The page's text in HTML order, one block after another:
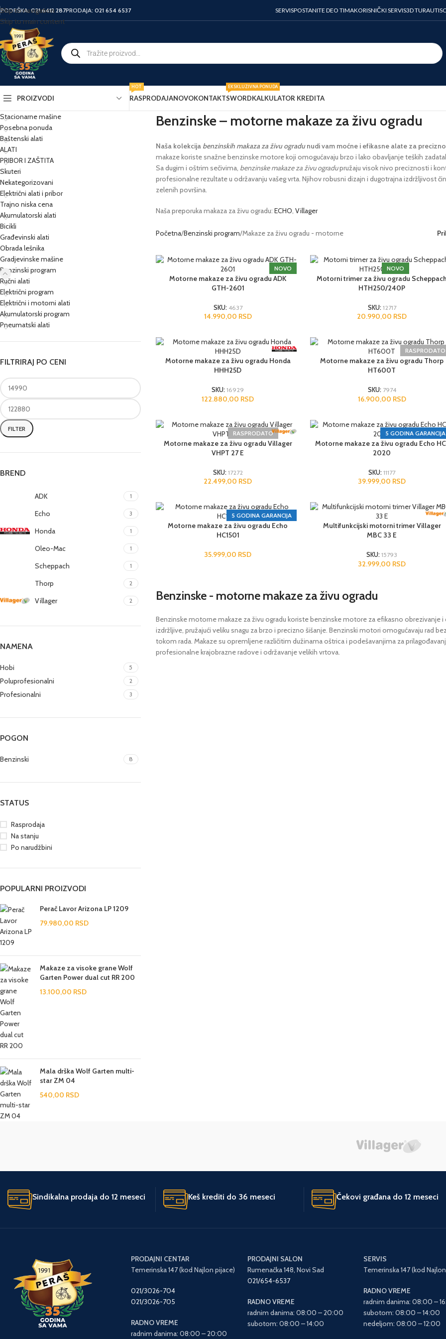
Skip to navigation
Skip to main content
PODRŠKA:021 6412 287PRODAJA: 021 654 6537 SERVISPOSTANITE DEO TIMAKORISNIČKI SERVIS3D TURA
PROIZVODI RASPRODAJA
HOT
NOVOKONTAKTSWORD
EKSKLUZIVNA PONUDA
KALKULATOR KREDITA
Stacionarne mašine
Posebna ponuda
Baštenski alati
ALATI
PRIBOR I ZAŠTITA
Skuteri
Nekategorizovani
Električni alati i pribor
Trajno niska cena
Akumulatorski alati
Bicikli
Građevinski alati
Obrada lešnika
Gradjevinske mašine
Benzinski program
Ručni alati
Električni program
Električni i motorni alati
Akumulatorski program
Pneumatski alati
FILTRIRAJ PO CENI
FILTER
BREND
ADK 1
Echo 3
Honda 1
Oleo-Mac 1
Scheppach 1
Thorp 2
Villager 2
NAMENA
Hobi 5
Poluprofesionalni 2
Profesionalni 3
POGON
Benzinski 8
STATUS
Rasprodaja
Na stanju
Po narudžbini
POPULARNI PROIZVODI
Perač Lavor Arizona LP 1209
79.980,00 RSD
Makaze za visoke grane Wolf
Garten Power dual cut RR 200
13.100,00 RSD
Mala drška Wolf Garten multi-
star ZM 04
540,00 RSD
Benzinske – motorne makaze za živu ogradu
Naša kolekcija benzinskih makaza za živu ogradunudi vam moćne i efikasne alate za
makaze koriste snažne benzinske motore koji omogućavaju brzo i lako obavljanje teških
Sa dugim i oštrim sečivima, benzinske makaze za živu ogradupružaju visok nivo preciznosti i
profesionalne rezultate u održavanju vašeg vrta. Njihov robusni dizajn i dugotrajna izdržljivost
zelenih površina.
Naša preporuka makaza za živu ogradu: ECHO, Villager
Početna Benzinski program Makaze za živu ogradu - motorne
NOVO
Motorne makaze za živu ogradu ADK
GTH-2601
SKU: 4637
14.990,00 RSD
NOVO
3 GODINE GARANCIJA
Motorni trimer za živu ogradu Scheppach
HTH250/240P
SKU: 12717
20.990,00 RSD
Motorne makaze za živu ogradu Honda
HHH25D
SKU:16929
122.880,00 RSD
RASPRODATO
Motorne makaze za živu ogradu Thorp
HT600T
SKU: 7974
16.900,00 RSD
RASPRODATO
3 GODINE GARANCIJA
Motorne makaze za živu ogradu Villager
VHPT 27 E
SKU: 17272
22.499,00 RSD
5 GODINA GARANCIJA
Motorne makaze za živu ogradu Echo
2020
SKU:11177
39.999,00 RSD
5 GODINA GARANCIJA
Motorne makaze za živu ogradu Echo
HC1501
35.999,00 RSD
Multifunkcijski motorni trimer Villager
MBC 33 E
SKU:15793
32.999,00 RSD
Benzinske - motorne makaze za živu ogradu
Benzinske motorne makaze za živu ogradu koriste benzinske motore za efikasno obrezivanje i
izdržljive, pružajući veliku snagu za brzo i precizno šišanje. Benzinski motori omogućavaju rad
tokom rada. Makaze su opremljene različitim dužinama oštrica i podešavanjima za
profesionalne krajobrazne radove i održavanje velikih vrtova.
Sindikalna prodaja do 12 meseci Keš krediti do 36 meseci Čekovi građana do 12 meseci
PRODAJNI CENTAR
Temerinska 147 (kod Najlon pijace)
021/3026-704
021/3026-705
RADNO VREME
radnim danima: 08:00 – 20:00
PRODAJNI SALON
Rumenačka 148, Novi Sad
021/654-6537
RADNO VREME
radnim danima: 08:00 – 20:00
subotom: 08:00 – 14:00
SERVIS
Temerinska 147 (kod
RADNO VREME
radnim danima: 08:00 –
subotom: 08:00 – 14:00
nedeljom: 08:00 – 12:00